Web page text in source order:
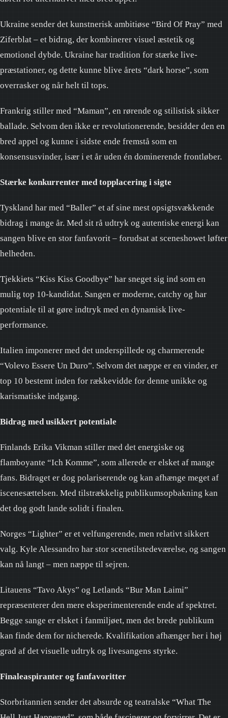
Ukraine sender det kunstnerisk ambitiøse “Bird Of Pray” med
Ziferblat – et bidrag, der kombinerer visuel æstetik og
emotionel dybde. Ukraine har tradition for stærke live-
præstationer, og dette kunne blive årets “dark horse”, som
overrasker og når helt til tops.
Frankrig stiller med “Maman”, en rørende og stilistisk sikker
ballade. Selvom den ikke er revolutionerende, besidder den en
bred appel og kunne i sidste ende fremstå som en
konsensusvinder, især i et år uden én dominerende frontløber.
Stærke konkurrenter med topplacering i sigte
Tyskland har med “Baller” et af sine mest opsigtsvækkende
bidrag i mange år. Med sit rå udtryk og autentiske energi kan
sangen blive en stor fanfavorit – forudsat at sceneshowet løfter
helheden.
Tjekkiets “Kiss Kiss Goodbye” har sneget sig ind som en
mulig top 10-kandidat. Sangen er moderne, catchy og har
potentiale til at gøre indtryk med en dynamisk live-
performance.
Italien imponerer med det underspillede og charmerende
“Volevo Essere Un Duro”. Selvom det næppe er en vinder, er
top 10 bestemt inden for rækkevidde for denne unikke og
karismatiske indgang.
Bidrag med usikkert potentiale
Finlands Erika Vikman stiller med det energiske og
flamboyante “Ich Komme”, som allerede er elsket af mange
fans. Bidraget er dog polariserende og kan afhænge meget af
iscenesættelsen. Med tilstrækkelig publikumsopbakning kan
det dog godt lande solidt i finalen.
Norges “Lighter” er et velfungerende, men relativt sikkert
valg. Kyle Alessandro har stor scenetilstedeværelse, og sangen
kan nå langt – men næppe til sejren.
Litauens “Tavo Akys” og Letlands “Bur Man Laimi”
repræsenterer den mere eksperimenterende ende af spektret.
Begge sange er elsket i fanmiljøet, men det brede publikum
kan finde dem for nicherede. Kvalifikation afhænger her i høj
grad af det visuelle udtryk og livesangens styrke.
Finaleaspiranter og fanfavoritter
Storbritannien sender det absurde og teatralske “What The